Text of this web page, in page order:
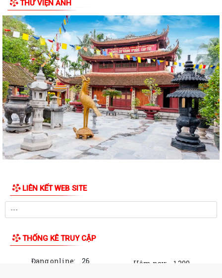
THẮP SÁNG NGỌN NẾN TRI ÂN – XÃ BÌNH GIANG LAN TỎA ĐẠO LÝ
"UỐNG NƯỚC NHỚ NGUỒN"
Tìm hiểu Luật số 132/2025/QH15 sửa đổi, bổ sung một số điều của
Luật Phòng, chống tham nhũng, có...
XÃ BÌNH GIANG TỔ CHỨC KỲ HỌP THỨ BA (KỲ HỌP THƯỜNG LỆ GIỮA
NĂM) HĐND XÃ BÌNH GIANG KHÓA II, NHIỆM...
Về việc công khai thủ tục hành chính nội bộ ban hành mới lĩnh vực điện
lực thuộc phạm vi chức năng...
Tuyên truyền, hướng dẫn người dân sử dụng VNeID, dịch vụ công trực
tuyến, thanh toán không dùng...
Về việc công khai danh mục thủ tục hành chính mới ban hành, bị bãi bỏ
Xã Bình Giang ra quân tổng dọn vệ sinh các Nghĩa trang Liệt sĩ trên địa
bàn xã
ĐOÀN LÃNH ĐẠO XÃ BÌNH GIANG THĂM, TẶNG QUÀ CÁC GIA ĐÌNH
thuộc thẩm quyền giải quyết...
THƯ VIỆN ẢNH
LIÊN KẾT WEB SITE